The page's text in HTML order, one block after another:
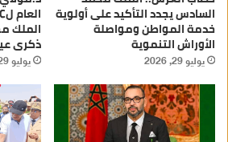
السادس يجدد التأكيد على أولوية
خدمة المواطن ومواصلة
الأوراش التنموية
يوليو 29, 2026
الملك
ذكرى
يوليو 29, 2026